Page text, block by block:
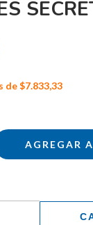
de$7.833,33